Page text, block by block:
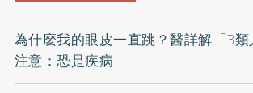
為什麼我的眼皮一直跳？醫詳解「3
注意：恐是疾病